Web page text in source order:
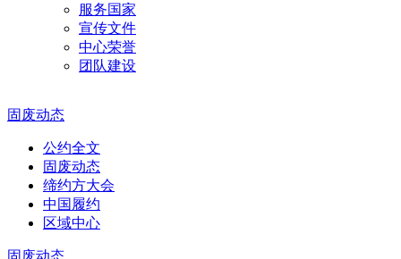
服务国家
宣传文件
中心荣誉
团队建设
固废动态
公约全文
固废动态
缔约方大会
中国履约
区域中心
固废动态